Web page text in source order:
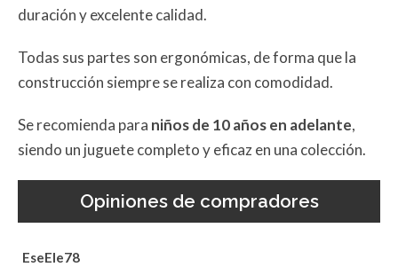
duración y excelente calidad.
Todas sus partes son ergonómicas, de forma que la
construcción siempre se realiza con comodidad.
Se recomienda para niños de 10 años en adelante,
siendo un juguete completo y eficaz en una colección.
Opiniones de compradores
EseEle78